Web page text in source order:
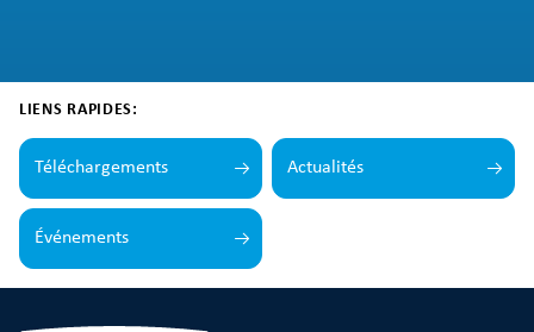
LIENS RAPIDES:
Téléchargements Actualités
Événements